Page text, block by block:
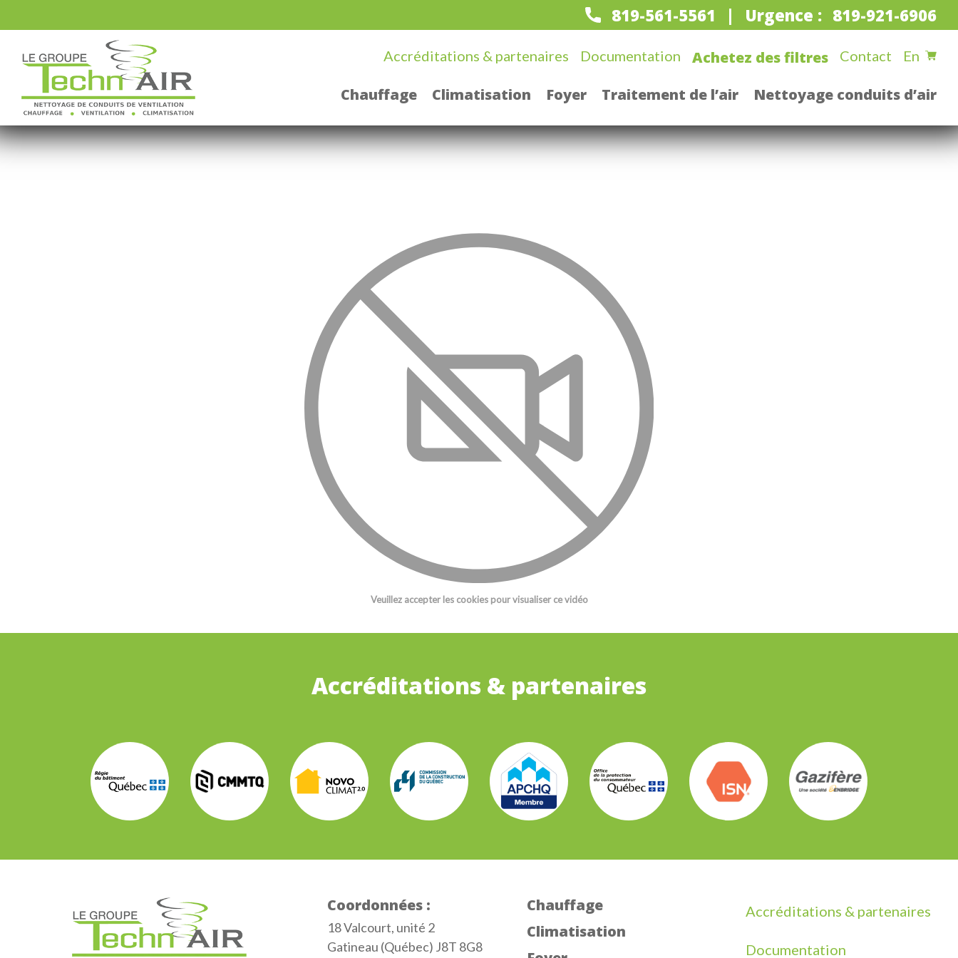
819-561-5561 Urgence : 819-921-6906
Accréditations & partenaires Documentation Achetez des filtres Contact En
Chauffage Climatisation Foyer Traitement de l’air Nettoyage conduits d’air
Veuillez accepter les cookies pour visualiser ce vidéo
Accréditations & partenaires
Coordonnées :
18 Valcourt, unité 2
Gatineau (Québec) J8T 8G8
Chauffage
Climatisation
Accréditations & partenaires
Documentation